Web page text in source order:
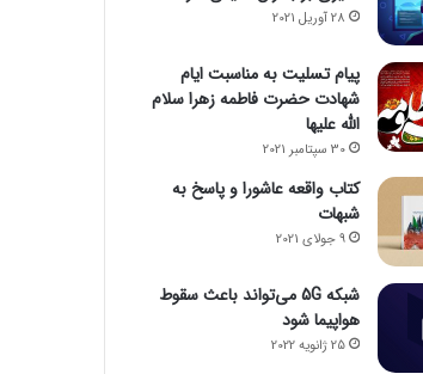
28 آوریل 2021
پیام تسلیت به مناسبت ایام
شهادت حضرت فاطمه زهرا سلام
الله علیها
30 سپتامبر 2021
کتاب واقعه عاشورا و پاسخ به
شبهات
9 جولای 2021
شبکه 5G می‌تواند باعث سقوط
هواپیما شود
25 ژانویه 2022